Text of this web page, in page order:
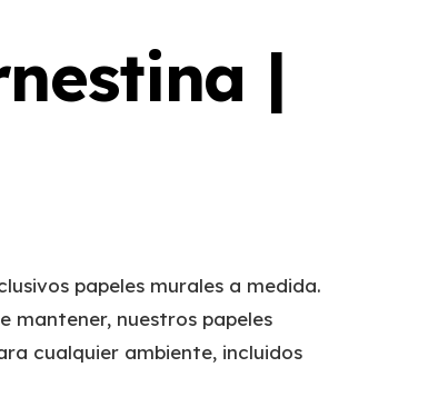
|
papeles murales a medida.
mantener, nuestros papeles
cualquier ambiente, incluidos